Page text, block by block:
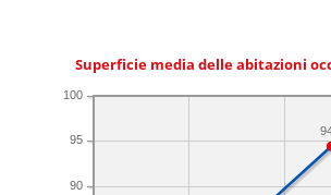
Superficie media delle abitazioni
90
95
100